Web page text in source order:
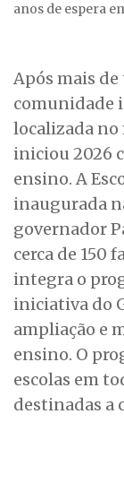
anos de espera
Após mais
comunidade
localizada no
iniciou 2026
ensino. A
inaugurada
governador
cerca de 150
integra o
iniciativa do
ampliação e
ensino. O
escolas em
destinadas a